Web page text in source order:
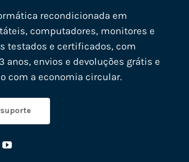
recondicionada em
computadores, monitores e
testados e certificados, com
anos, envios e devoluções grátis e
com a economia circular.